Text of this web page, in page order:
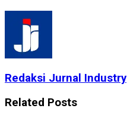
Redaksi Jurnal Industry
Related Posts